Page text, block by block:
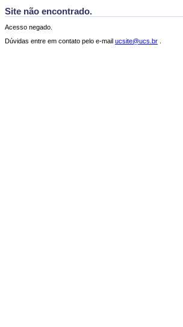
Site não encontrado.
Acesso negado.
Dúvidas entre em contato pelo e-mail ucsite@ucs.br